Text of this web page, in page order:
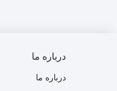
درباره ما
درباره ما